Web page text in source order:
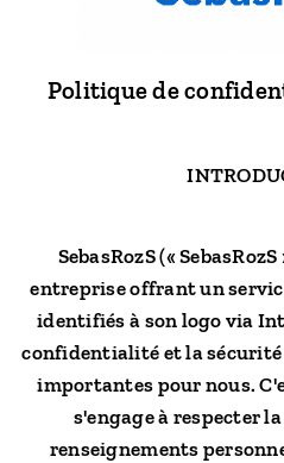
Politique de
SebasRozS («
entreprise offrant un
identifiés à son logo via
confidentialité et la sécurité
importantes pour nous.
s'engage à respecter
renseignements